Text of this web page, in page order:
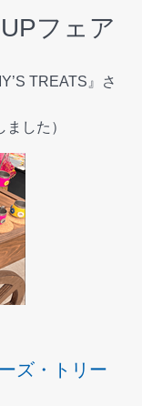
フェア
TREATS』さ
した）
ズ・トリー